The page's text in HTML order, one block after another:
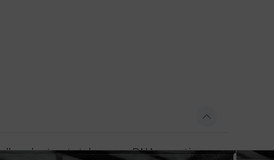
do street style com o DNA esportivo